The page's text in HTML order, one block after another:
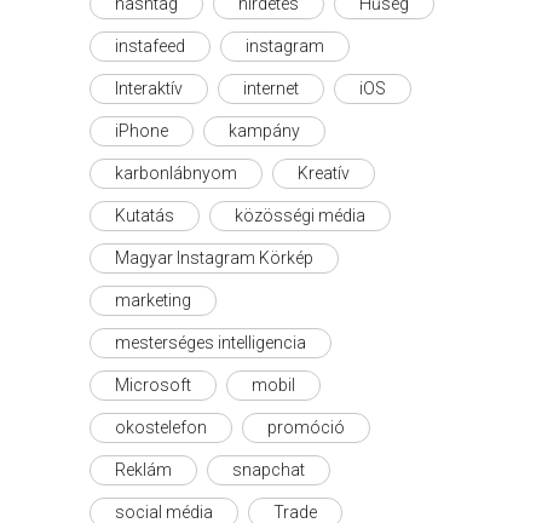
instafeed instagram
Interaktív internet iOS
iPhone kampány
karbonlábnyom Kreatív
Kutatás közösségi média
Magyar Instagram Körkép
marketing
mesterséges intelligencia
Microsoft mobil
okostelefon promóció
Reklám snapchat
social média Trade